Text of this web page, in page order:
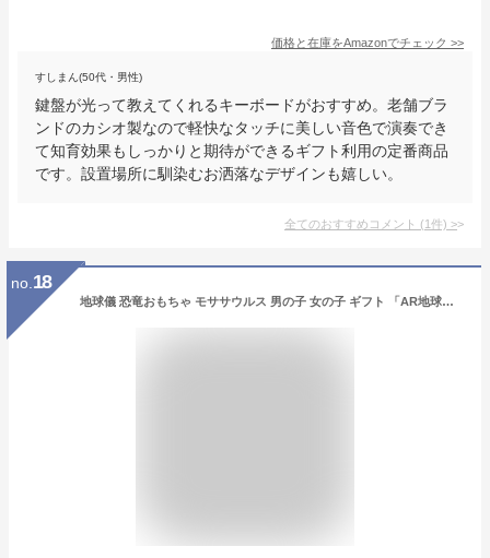
価格と在庫をAmazonでチェック >>
すしまん(50代・男性)
鍵盤が光って教えてくれるキーボードがおすすめ。老舗ブラ
ンドのカシオ製なので軽快なタッチに美しい音色で演奏でき
て知育効果もしっかりと期待ができるギフト利用の定番商品
です。設置場所に馴染むお洒落なデザインも嬉しい。
全てのおすすめコメント (1件) >
no. 18
地球儀 恐竜おもちゃ モササウルス 男の子 女の子 ギフト 「AR地球儀」PlayShifu Orboot Dinos（恐竜） 白亜紀 先史時代の地球 直径25センチ 地図 世界 デジタル 知育玩具 立体表示される、体験型の恐竜地球儀 日本語対応・日本正規品【NHK おはよう日本 まちかど情報室で紹介！】